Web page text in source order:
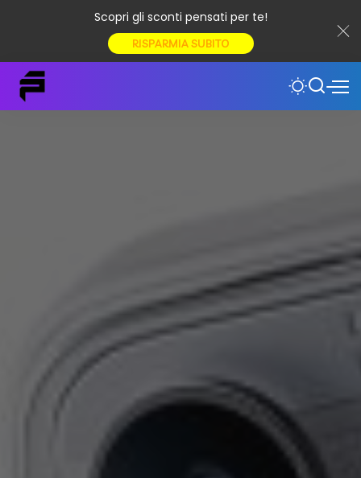
Scopri gli sconti pensati per te!
RISPARMIA SUBITO